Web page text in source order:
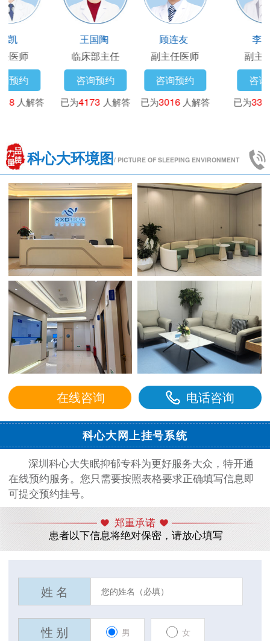
已为3718 人解答
临床部主任
已为4173 人解答
副主任医师
已为3016 人解答
科心大环境图/ PICTURE OF SLEEPING ENVIRONMENT
在线咨询 电话咨询
科心大网上挂号系统
深圳科心大失眠抑郁专科为更好服务大众，特开通
在线预约服务。您只需要按照表格要求正确填写信息即
可提交预约挂号。
郑重承诺
患者以下信息将绝对保密，请放心填写
姓 名
性 别 男 女